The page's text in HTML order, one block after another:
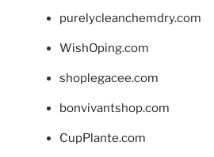
purelycleanchemdry.com
WishOping.com
shoplegacee.com
bonvivantshop.com
CupPlante.com